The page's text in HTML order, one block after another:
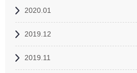
2020.01
2019.12
2019.11